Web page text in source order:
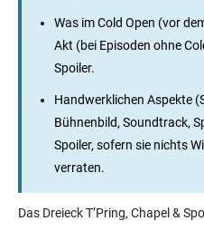
Was im Cold Open (vor
Akt (bei Episoden ohne
Spoiler.
Handwerklichen Aspekte
Bühnenbild, Soundtrack,
Spoiler, sofern sie nichts
verraten.
Das Dreieck T’Pring, Chapel &